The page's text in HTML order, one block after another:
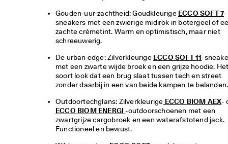
Gouden-uur-zachtheid: Goudkleurige ECCO SOFT 7-
sneakers met een zwierige midirok in botergeel of
zachte crèmetint. Warm en optimistisch, maar niet
schreeuwerig.
De urban edge: Zilverkleurige ECCO SOFT 11-
met een zwarte wijde broek en een grijze hoodie.
soort look dat een brug slaat tussen tech en street
zonder daarbij in een van beide kampen te belanden.
Outdoortechglans: Zilverkleurige ECCO BIOM AEX
ECCO BIOM ENERGI -outdoorschoenen met een
zwartgrijze cargobroek en een waterafstotend jack.
Functioneel en bewust.